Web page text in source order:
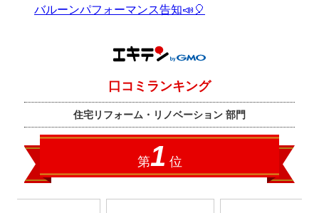
バルーンパフォーマンス告知📣🎈